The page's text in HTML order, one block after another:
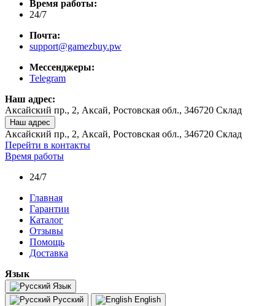
Время работы:
24/7
Почта:
support@gamezbuy.pw
Мессенджеры:
Telegram
Наш адрес:
Аксайский пр., 2, Аксай, Ростовская обл., 346720 Склад
Наш адрес
Аксайский пр., 2, Аксай, Ростовская обл., 346720 Склад
Перейти в контакты
Время работы
24/7
Главная
Гарантии
Каталог
Отзывы
Помощь
Доставка
Язык
Язык
Русский
English